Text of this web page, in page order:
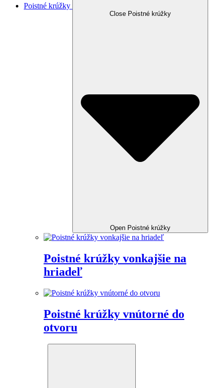
Poistné krúžky
Close Poistné krúžky
Open Poistné krúžky
Poistné krúžky vonkajšie na
hriadeľ
Poistné krúžky vnútorné do
otvoru